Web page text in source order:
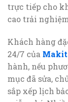
trực tiếp cho
cao trải
Khách hàng
24/7 của
hành, nếu
mục đã sửa,
sắp xếp lịch